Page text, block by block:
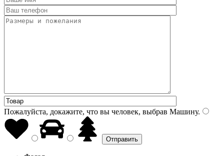
Пожалуйста, докажите, что вы человек, выбрав Машину.